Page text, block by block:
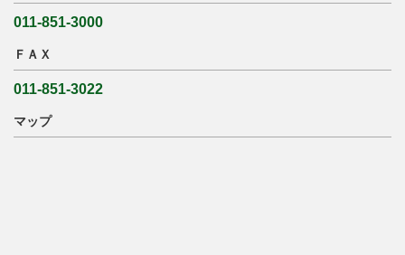
011-851-3000
ＦＡＸ
011-851-3022
マップ